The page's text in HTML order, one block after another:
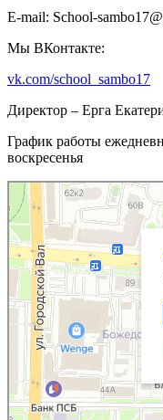
E-mail: School-
Мы ВКонтакте:
vk.com/school_sambo17
Директор – Ерга
График работы
воскресенья
Ярославль
Рыбинская улица, 42/40 —